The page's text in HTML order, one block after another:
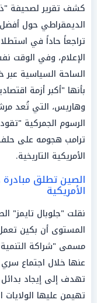
كشف تقرير لصحيفة
الديمقراطي حول أفضل
تراجعاً حاداً في
الإعلام، وفي الوقت
الساحة السياسية
بأنها "أكبر أزمة
وهاريس، التي تُعد
الرسوم الجمركية
ترامب هجومه على حلف
الأمريكية التاريخية.
الصين تطلق
الأمريكية
نقلت "جلوبال تايمز"
المستوى أن بكين
مسمى "شراكة التنمية
عنها خلال اجتماع سري
تهدف إلى إيجاد
تهيمن عليها